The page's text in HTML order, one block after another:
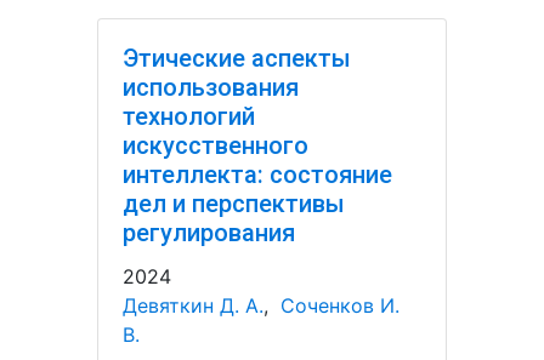
Этические аспекты
использования
технологий
искусственного
интеллекта: состояние
дел и перспективы
регулирования
2024
Девяткин Д. А., Соченков И.
В.